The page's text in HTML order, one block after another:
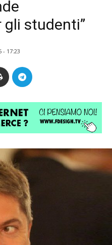
studenti”
- 17:23